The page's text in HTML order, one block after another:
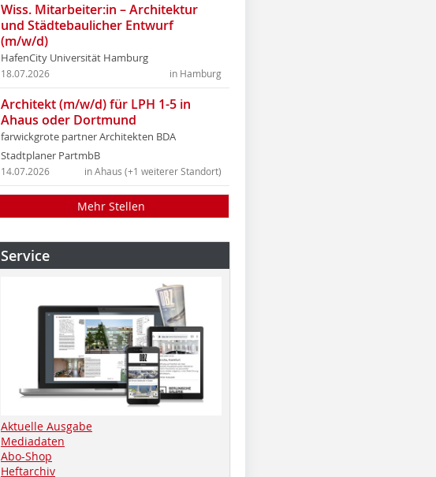
Wiss. Mitarbeiter:in – Architektur
und Städtebaulicher Entwurf
(m/w/d)
HafenCity Universität Hamburg
in Hamburg
18.07.2026
Architekt (m/w/d) für LPH 1-5 in
Ahaus oder Dortmund
farwickgrote partner Architekten BDA
Stadtplaner PartmbB
in Ahaus (+1 weiterer Standort)
14.07.2026
Mehr Stellen
Service
Aktuelle Ausgabe
Mediadaten
Abo-Shop
Heftarchiv